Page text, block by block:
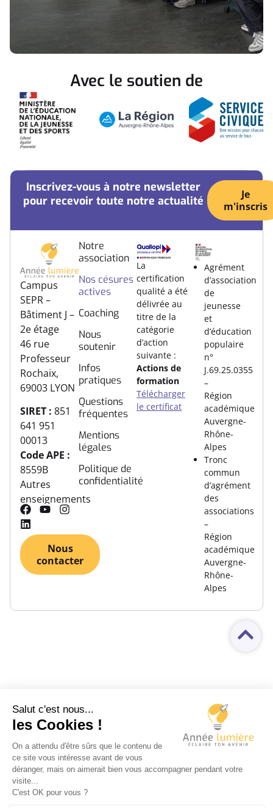
Avec le soutien de
Inscrivez-vous à notre newsletter
pour recevoir toute notre actualité
Je
m'inscris
Campus
SEPR –
Bâtiment J –
2e étage
46 rue
Professeur
Rochaix,
69003 LYON
SIRET : 851
641 951
00013
Code APE :
8559B
Autres
enseignements
Nous
contacter
Notre
association
Nos césures
actives
Coaching
Nous
soutenir
Infos
pratiques
Questions
fréquentes
Mentions
légales
Politique de
confidentialité
La
certification
qualité a été
délivrée au
titre de la
catégorie
d’action
suivante :
Actions de
formation
Télécharger
le certificat
Agrément
d’association
de
jeunesse
et
d’éducation
populaire
n°
J.69.25.0355
–
Région
académique
Auvergne-
Rhône-
Alpes
Tronc
commun
d’agrément
des
associations
–
Région
académique
Auvergne-
Rhône-
Alpes